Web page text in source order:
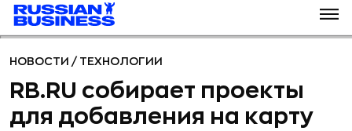
НОВОСТИ / ТЕХНОЛОГИИ
RB.RU собирает проекты
для добавления на карту